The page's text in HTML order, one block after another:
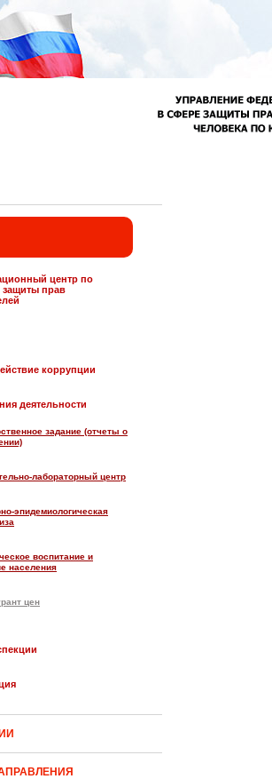
содержанию
центр по
прав
коррупции
деятельности
задание (отчеты о
лабораторный центр
эпидемиологическая
воспитание и
населения
цен